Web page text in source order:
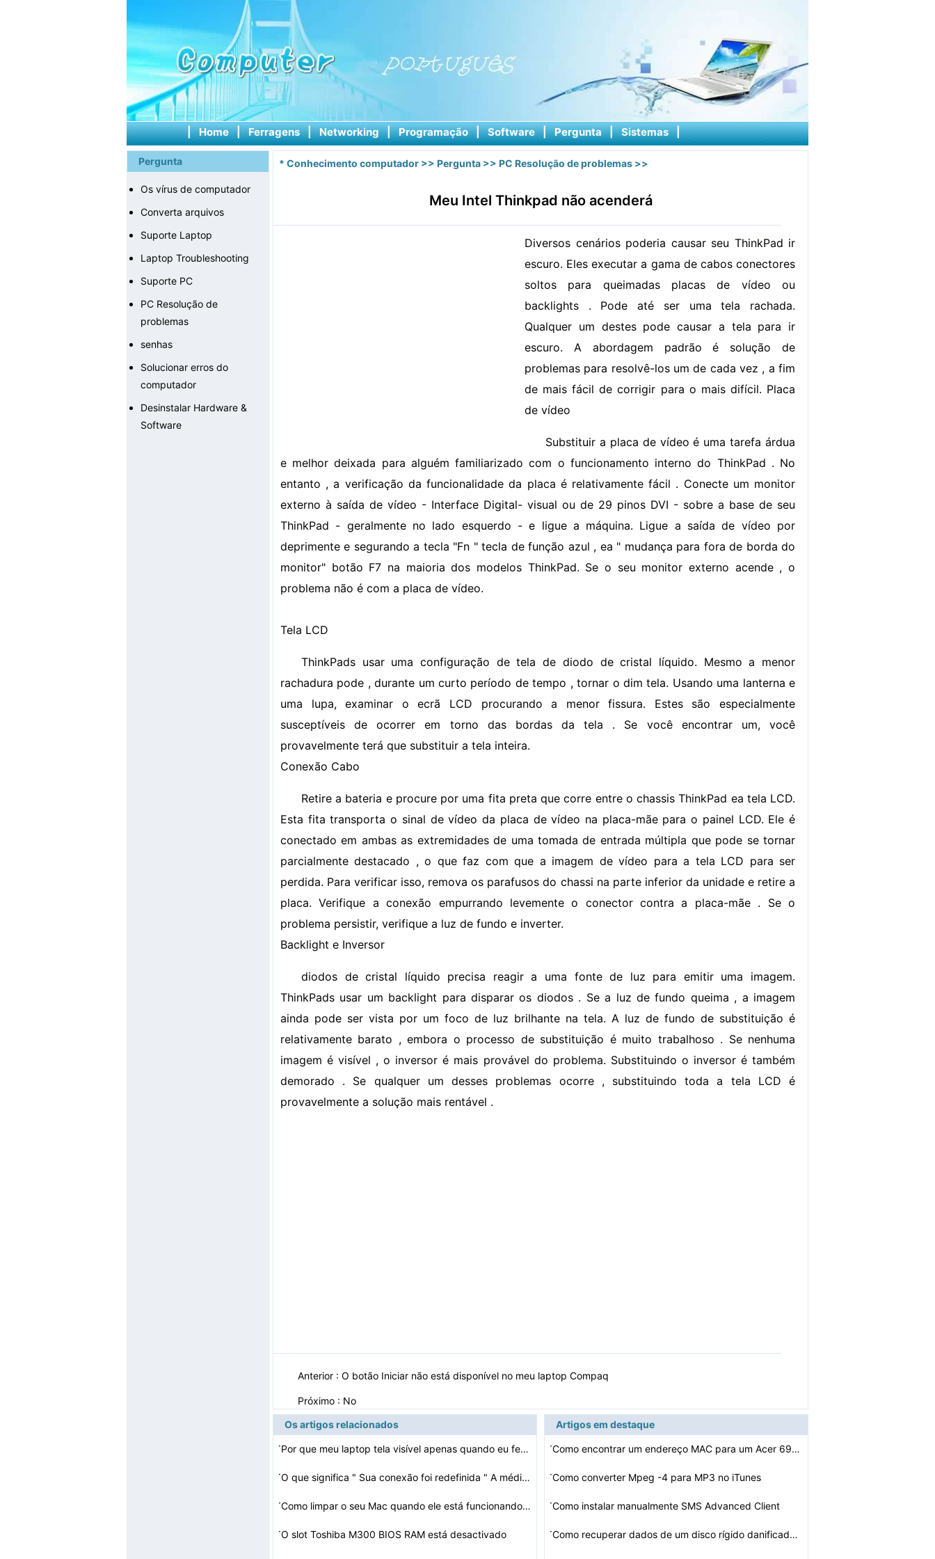
| Home | Ferragens | Networking | Programação | Software | Pergunta | Sistemas |
Pergunta
Os vírus de computador
Converta arquivos
Suporte Laptop
Laptop Troubleshooting
Suporte PC
PC Resolução de
problemas
senhas
Solucionar erros do
computador
Desinstalar Hardware &
Software
* Conhecimento computador >> Pergunta >> PC Resolução de problemas >>
Meu Intel Thinkpad não acenderá
Diversos cenários poderia causar seu ThinkPad ir
escuro. Eles executar a gama de cabos conectores
soltos para queimadas placas de vídeo ou
backlights . Pode até ser uma tela rachada.
Qualquer um destes pode causar a tela para ir
escuro. A abordagem padrão é solução de
problemas para resolvê-los um de cada vez , a fim
de mais fácil de corrigir para o mais difícil. Placa
de vídeo
Substituir a placa de vídeo é uma tarefa árdua
e melhor deixada para alguém familiarizado com o funcionamento interno do ThinkPad . No
entanto , a verificação da funcionalidade da placa é relativamente fácil . Conecte um monitor
externo à saída de vídeo - Interface Digital- visual ou de 29 pinos DVI - sobre a base de seu
ThinkPad - geralmente no lado esquerdo - e ligue a máquina. Ligue a saída de vídeo por
deprimente e segurando a tecla "Fn " tecla de função azul , ea " mudança para fora de borda do
monitor" botão F7 na maioria dos modelos ThinkPad. Se o seu monitor externo acende , o
problema não é com a placa de vídeo.
Tela LCD
ThinkPads usar uma configuração de tela de diodo de cristal líquido. Mesmo a menor
rachadura pode , durante um curto período de tempo , tornar o dim tela. Usando uma lanterna e
uma lupa, examinar o ecrã LCD procurando a menor fissura. Estes são especialmente
susceptíveis de ocorrer em torno das bordas da tela . Se você encontrar um, você
provavelmente terá que substituir a tela inteira.
Conexão Cabo
Retire a bateria e procure por uma fita preta que corre entre o chassis ThinkPad ea tela LCD.
Esta fita transporta o sinal de vídeo da placa de vídeo na placa-mãe para o painel LCD. Ele é
conectado em ambas as extremidades de uma tomada de entrada múltipla que pode se tornar
parcialmente destacado , o que faz com que a imagem de vídeo para a tela LCD para ser
perdida. Para verificar isso, remova os parafusos do chassi na parte inferior da unidade e retire a
placa. Verifique a conexão empurrando levemente o conector contra a placa-mãe . Se o
problema persistir, verifique a luz de fundo e inverter.
Backlight e Inversor
diodos de cristal líquido precisa reagir a uma fonte de luz para emitir uma imagem.
ThinkPads usar um backlight para disparar os diodos . Se a luz de fundo queima , a imagem
ainda pode ser vista por um foco de luz brilhante na tela. A luz de fundo de substituição é
relativamente barato , embora o processo de substituição é muito trabalhoso . Se nenhuma
imagem é visível , o inversor é mais provável do problema. Substituindo o inversor é também
demorado . Se qualquer um desses problemas ocorre , substituindo toda a tela LCD é
provavelmente a solução mais rentável .
Anterior : O botão Iniciar não está disponível no meu laptop Compaq
Próximo : No
Os artigos relacionados
·
Por que meu laptop tela visível apenas quando eu fecha…
·O que significa " Sua conexão foi redefinida " A médi…
· Como limpar o seu Mac quando ele está funcionando irre…
·O slot Toshiba M300 BIOS RAM está desactivado
Artigos em destaque
·
Como encontrar um endereço MAC para um Acer 6930
·Como converter Mpeg -4 para MP3 no iTunes
·Como instalar manualmente SMS Advanced Client
· Como recuperar dados de um disco rígido danificado por…